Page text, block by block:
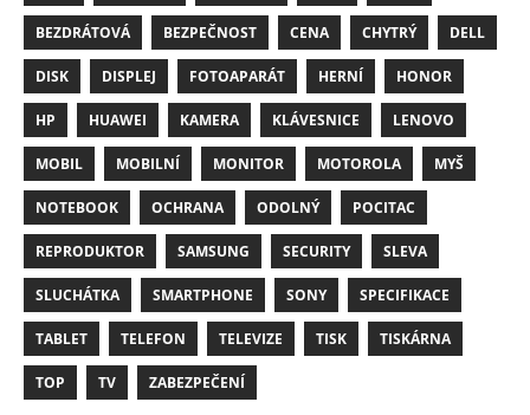
BEZDRÁTOVÁ BEZPEČNOST CENA CHYTRÝ DELL
DISK DISPLEJ FOTOAPARÁT HERNÍ HONOR
HP HUAWEI KAMERA KLÁVESNICE LENOVO
MOBIL MOBILNÍ MONITOR MOTOROLA MYŠ
NOTEBOOK OCHRANA ODOLNÝ POCITAC
REPRODUKTOR SAMSUNG SECURITY SLEVA
SLUCHÁTKA SMARTPHONE SONY SPECIFIKACE
TABLET TELEFON TELEVIZE TISK TISKÁRNA
TOP TV ZABEZPEČENÍ